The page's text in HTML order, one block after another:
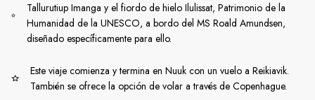
Tallurutiup Imanga y el fiordo de hielo Ilulissat, Patrimonio de la
Humanidad de la UNESCO, a bordo del MS Roald Amundsen,
diseñado específicamente para ello.
Este viaje comienza y termina en Nuuk con un vuelo a Reikiavik.
También se ofrece la opción de volar a través de Copenhague.